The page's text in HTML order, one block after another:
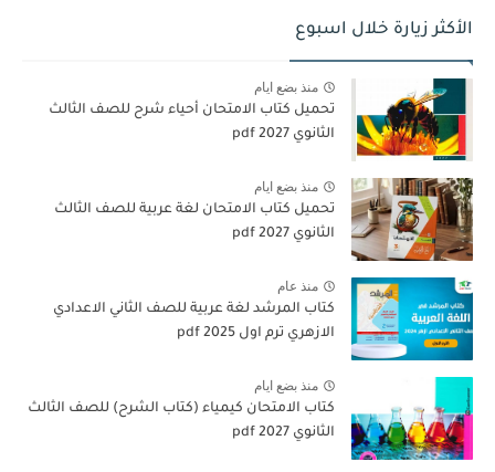
الأكثر زيارة خلال اسبوع
منذ بضع ايام
تحميل كتاب الامتحان أحياء شرح للصف الثالث
الثانوي 2027 pdf
منذ بضع ايام
تحميل كتاب الامتحان لغة عربية للصف الثالث
الثانوي 2027 pdf
منذ عام
كتاب المرشد لغة عربية للصف الثاني الاعدادي
الازهري ترم اول 2025 pdf
منذ بضع ايام
كتاب الامتحان كيمياء (كتاب الشرح) للصف الثالث
الثانوي pdf 2027